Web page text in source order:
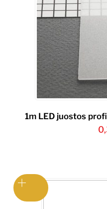
1m LED juostos